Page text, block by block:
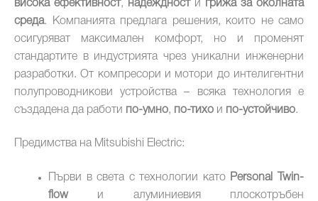
висока ефективност, надеждности грижа за околната
среда. Компанията предлага решения, които не само
осигуряват максимален комфорт, но и променят
стандартите в индустрията чрез уникални инженерни
разработки. От компресори и мотори до интелигентни
полупроводникови устройства – всяка технология е
създадена да работи по-умно, по-тихо и по-устойчиво.
Предимства на Mitsubishi Electric:
Първи в света с технологии като
Personal Twin-
flowи алуминиевия плоскотръбен